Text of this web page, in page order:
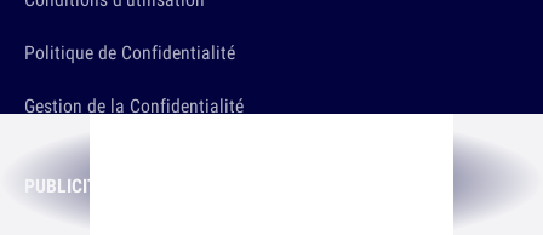
Politique de Confidentialité
Gestion de la Confidentialité
PUBLICITÉ